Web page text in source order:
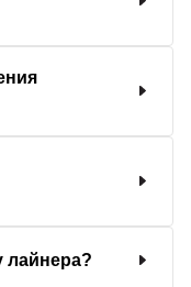
лайнера?